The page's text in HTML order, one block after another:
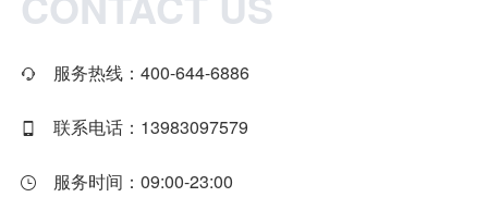
服务热线：400-644-6886
联系电话：13983097579
服务时间：09:00-23:00